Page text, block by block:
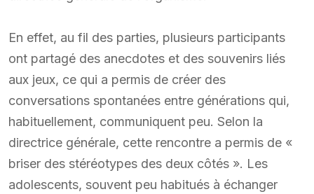
En effet, au fil des parties, plusieurs participants
ont partagé des anecdotes et des souvenirs liés
aux jeux, ce qui a permis de créer des
conversations spontanées entre générations qui,
habituellement, communiquent peu. Selon la
directrice générale, cette rencontre a permis de «
briser des stéréotypes des deux côtés ». Les
adolescents, souvent peu habitués à échanger